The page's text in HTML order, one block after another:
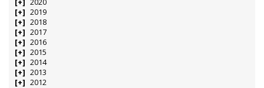
2019
2018
2017
2016
2015
2014
2013
2012